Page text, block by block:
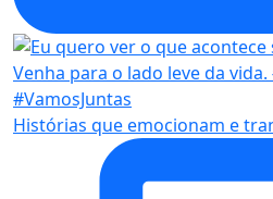
Histórias que emocionam e